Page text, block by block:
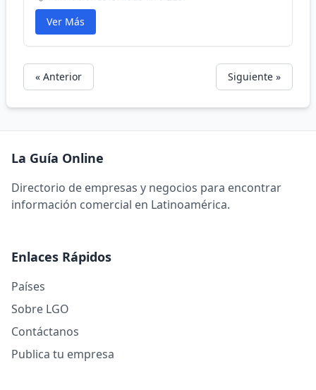
Ver Más
« Anterior Siguiente »
La Guía Online
Directorio de empresas y negocios para encontrar
información comercial en Latinoamérica.
Enlaces Rápidos
Países
Sobre LGO
Contáctanos
Publica tu empresa